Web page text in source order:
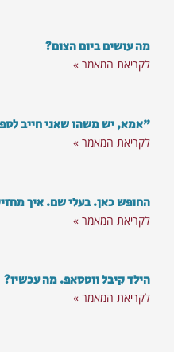
מה עושים ביום הצום?
לקריאת המאמר »
"אמא, יש משהו שאני חייב
לקריאת המאמר »
החופש כאן. בעלי שם. איך
לקריאת המאמר »
הילד קיבל ווטסאפ. מה עכשיו?
לקריאת המאמר »
סרטוני השראה